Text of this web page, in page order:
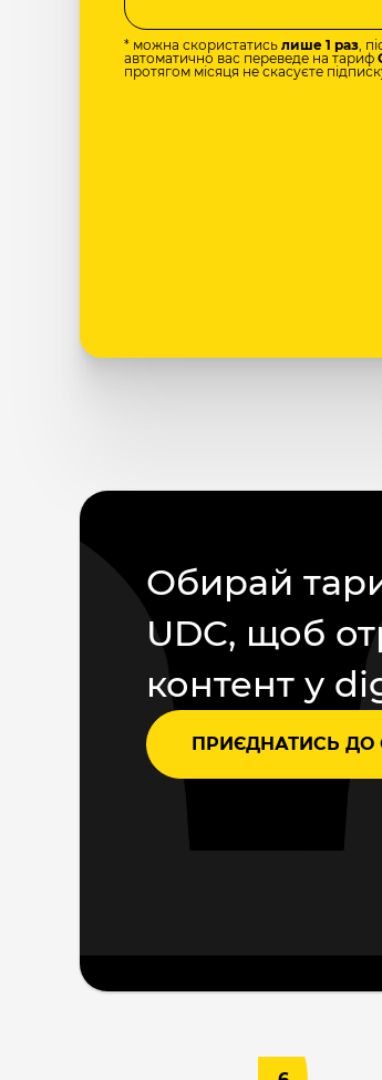
* можна скористатись лише 1 раз,
автоматично вас переведе на тариф
протягом місяця не скасуєте
Обирай
UDC, щоб
контент у
ПРИЄДНАТИСЬ ДО